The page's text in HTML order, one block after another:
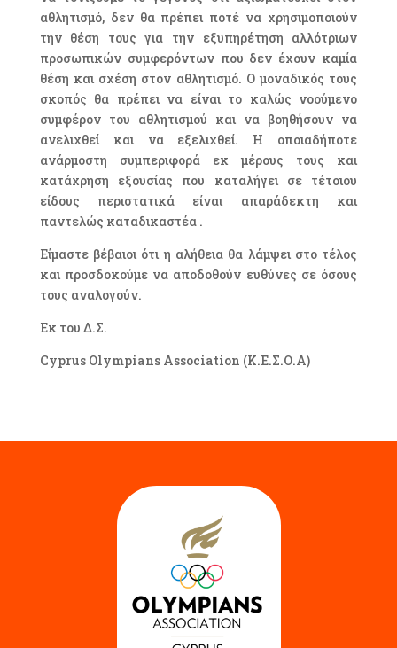
αθλητισμό, δεν θα πρέπει ποτέ να χρησιμοποιούν
την θέση τους για την εξυπηρέτηση αλλότριων
προσωπικών συμφερόντων που δεν έχουν καμία
θέση και σχέση στον αθλητισμό. Ο μοναδικός τους
σκοπός θα πρέπει να είναι το καλώς νοούμενο
συμφέρον του αθλητισμού και να βοηθήσουν να
ανελιχθεί και να εξελιχθεί. Η οποιαδήποτε
ανάρμοστη συμπεριφορά εκ μέρους τους και
κατάχρηση εξουσίας που καταλήγει σε τέτοιου
είδους περιστατικά είναι απαράδεκτη και
παντελώς καταδικαστέα .
Είμαστε βέβαιοι ότι η αλήθεια θα λάμψει στο τέλος
και προσδοκούμε να αποδοθούν ευθύνες σε όσους
τους αναλογούν.
Εκ του Δ.Σ.
Cyprus Olympians Association (Κ.Ε.Σ.Ο.Α)